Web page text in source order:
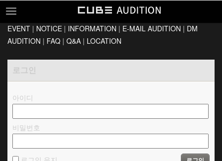
EVENT
INFORMATION
DM AUDITION
FAQ
EVENT | NOTICE | INFORMATION | E-MAIL AUDITION | DM
AUDITION | FAQ | Q&A | LOCATION
로그인
아이디
비밀번호